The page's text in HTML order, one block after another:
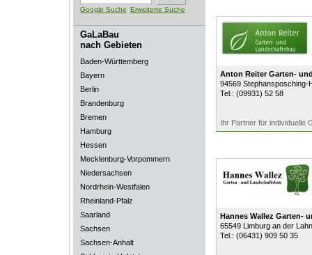
Google Suche Erweiterte Suche
GaLaBau
nach Gebieten
Baden-Württemberg
Bayern
Berlin
Brandenburg
Bremen
Hamburg
Hessen
Mecklenburg-Vorpommern
Niedersachsen
Nordrhein-Westfalen
Rheinland-Pfalz
Saarland
Sachsen
Sachsen-Anhalt
Anton Reiter Garten-
94569 Stephansposching-
Tel.: (09931) 52 58
Ihr Partner für individuelle
Hannes Wallez Garten-
65549 Limburg an der Lahn
Tel.: (06431) 909 50 35